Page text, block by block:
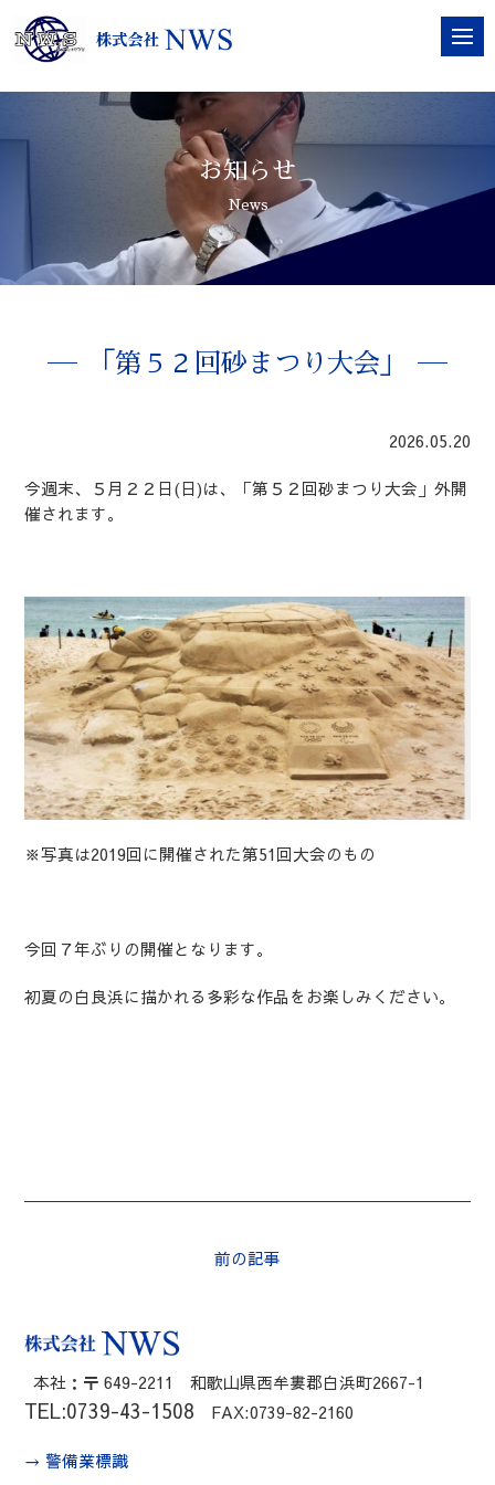
お知らせ
News
「第５２回砂まつり大会」
2026.05.20
今週末、５月２２日(日)は、「第５２回砂まつり大会」外開
催されます。
※写真は2019回に開催された第51回大会のもの
今回７年ぶりの開催となります。
初夏の白良浜に描かれる多彩な作品をお楽しみください。
前の記事
本社：〒 649-2211 和歌山県西牟婁郡白浜町2667-1
TEL:0739-43-1508 FAX:0739-82-2160
→ 警備業標識